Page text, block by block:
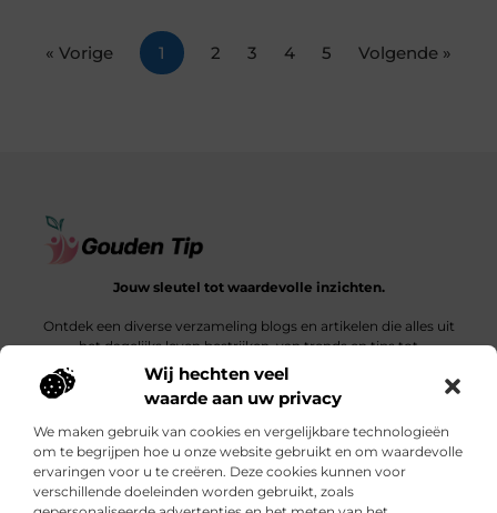
Wij hechten veel
waarde aan uw privacy
We maken gebruik van cookies en vergelijkbare technologieën
om te begrijpen hoe u onze website gebruikt en om waardevolle
ervaringen voor u te creëren. Deze cookies kunnen voor
verschillende doeleinden worden gebruikt, zoals
« Vorige 1 2 3 4 5 Volgende »
Jouw sleutel tot waardevolle inzichten.
Ontdek een diverse verzameling blogs en artikelen die alles uit
het dagelijks leven bestrijken, van trends en tips tot
diepgaande verhalen.
Bericht categorie
Onze informatie